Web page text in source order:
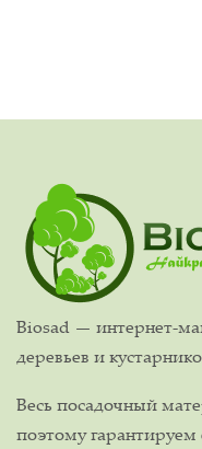
Biosad — интернет-
деревьев и
Весь посадочный
поэтому гарантируем